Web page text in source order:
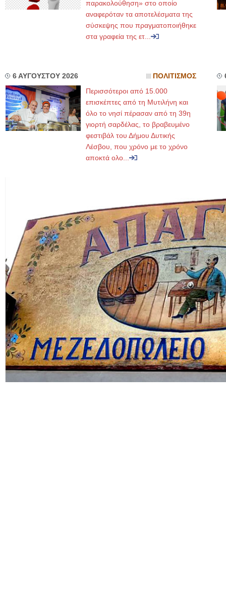
παρακολούθηση» στο οποίο
αναφερόταν τα αποτελέσματα της
σύσκεψης που πραγματοποιήθηκε
στα γραφεία της ετ...
6 ΑΥΓΟΥΣΤΟΥ 2026 ΠΟΛΙΤΙΣΜΟΣ
Περισσότεροι από 15.000
επισκέπτες από τη Μυτιλήνη και
όλο το νησί πέρασαν από τη 39η
γιορτή σαρδέλας, το βραβευμένο
φεστιβάλ του Δήμου Δυτικής
Λέσβου, που χρόνο με το χρόνο
αποκτά ολο...